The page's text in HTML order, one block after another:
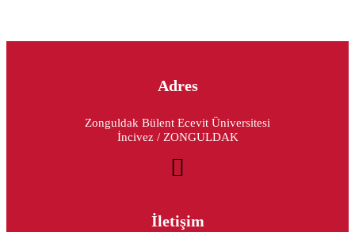
Adres
Zonguldak Bülent Ecevit Üniversitesi
İncivez / ZONGULDAK
İletişim